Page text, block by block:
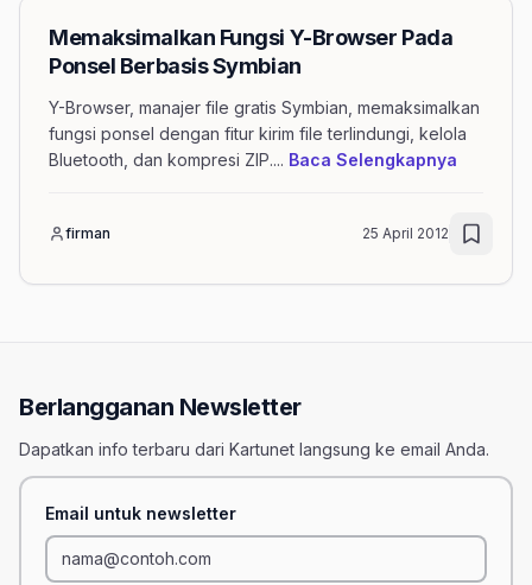
Memaksimalkan Fungsi Y-Browser Pada
Ponsel Berbasis Symbian
Y-Browser, manajer file gratis Symbian, memaksimalkan
fungsi ponsel dengan fitur kirim file terlindungi, kelola
Bluetooth, dan kompresi ZIP.... Baca Selengkapnya
firman 25 April 2012
Berlangganan Newsletter
Dapatkan info terbaru dari Kartunet langsung ke email Anda.
Email untuk newsletter